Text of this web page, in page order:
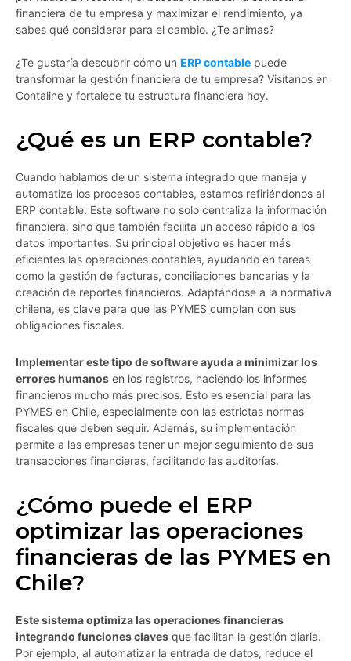
financiera de tu empresa y maximizar el rendimiento, ya
sabes qué considerar para el cambio. ¿Te animas?
¿Te gustaría descubrir cómo un ERP contable puede
transformar la gestión financiera de tu empresa? Visítanos en
Contaline y fortalece tu estructura financiera hoy.
¿Qué es un ERP contable?
Cuando hablamos de un sistema integrado que maneja y
automatiza los procesos contables, estamos refiriéndonos al
ERP contable. Este software no solo centraliza la información
financiera, sino que también facilita un acceso rápido a los
datos importantes. Su principal objetivo es hacer más
eficientes las operaciones contables, ayudando en tareas
como la gestión de facturas, conciliaciones bancarias y la
creación de reportes financieros. Adaptándose a la normativa
chilena, es clave para que las PYMES cumplan con sus
obligaciones fiscales.
Implementar este tipo de software ayuda a minimizar los
errores humanos en los registros, haciendo los informes
financieros mucho más precisos. Esto es esencial para las
PYMES en Chile, especialmente con las estrictas normas
fiscales que deben seguir. Además, su implementación
permite a las empresas tener un mejor seguimiento de sus
transacciones financieras, facilitando las auditorías.
¿Cómo puede el ERP
optimizar las operaciones
financieras de las PYMES en
Chile?
Este sistema optimiza las operaciones financieras
integrando funciones claves que facilitan la gestión diaria.
Por ejemplo, al automatizar la entrada de datos, reduce el